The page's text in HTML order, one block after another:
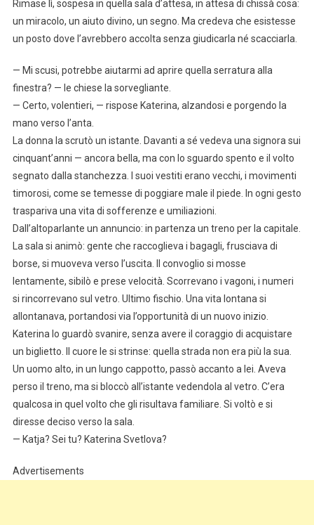
Rimase lì, sospesa in quella sala d’attesa, in attesa di chissà cosa:
un miracolo, un aiuto divino, un segno. Ma credeva che esistesse
un posto dove l’avrebbero accolta senza giudicarla né scacciarla.
— Mi scusi, potrebbe aiutarmi ad aprire quella serratura alla
finestra? — le chiese la sorvegliante.
— Certo, volentieri, — rispose Katerina, alzandosi e porgendo la
mano verso l’anta.
La donna la scrutò un istante. Davanti a sé vedeva una signora sui
cinquant’anni — ancora bella, ma con lo sguardo spento e il volto
segnato dalla stanchezza. I suoi vestiti erano vecchi, i movimenti
timorosi, come se temesse di poggiare male il piede. In ogni gesto
traspariva una vita di sofferenze e umiliazioni.
Dall’altoparlante un annuncio: in partenza un treno per la capitale.
La sala si animò: gente che raccoglieva i bagagli, frusciava di
borse, si muoveva verso l’uscita. Il convoglio si mosse
lentamente, sibilò e prese velocità. Scorrevano i vagoni, i numeri
si rincorrevano sul vetro. Ultimo fischio. Una vita lontana si
allontanava, portandosi via l’opportunità di un nuovo inizio.
Katerina lo guardò svanire, senza avere il coraggio di acquistare
un biglietto. Il cuore le si strinse: quella strada non era più la sua.
Un uomo alto, in un lungo cappotto, passò accanto a lei. Aveva
perso il treno, ma si bloccò all’istante vedendola al vetro. C’era
qualcosa in quel volto che gli risultava familiare. Si voltò e si
diresse deciso verso la sala.
— Katja? Sei tu? Katerina Svetlova?
Advertisements